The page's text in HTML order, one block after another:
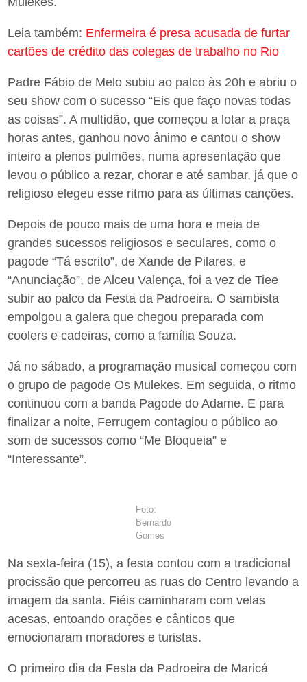
Leia também: Enfermeira é presa acusada de furtar
cartões de crédito das colegas de trabalho no Rio
Padre Fábio de Melo subiu ao palco às 20h e abriu o
seu show com o sucesso “Eis que faço novas todas
as coisas”. A multidão, que começou a lotar a praça
horas antes, ganhou novo ânimo e cantou o show
inteiro a plenos pulmões, numa apresentação que
levou o público a rezar, chorar e até sambar, já que o
religioso elegeu esse ritmo para as últimas canções.
Depois de pouco mais de uma hora e meia de
grandes sucessos religiosos e seculares, como o
pagode “Tá escrito”, de Xande de Pilares, e
“Anunciação”, de Alceu Valença, foi a vez de Tiee
subir ao palco da Festa da Padroeira. O sambista
empolgou a galera que chegou preparada com
coolers e cadeiras, como a família Souza.
Já no sábado, a programação musical começou com
o grupo de pagode Os Mulekes. Em seguida, o ritmo
continuou com a banda Pagode do Adame. E para
finalizar a noite, Ferrugem contagiou o público ao
som de sucessos como “Me Bloqueia” e
“Interessante”.
Foto:
Bernardo
Gomes
Na sexta-feira (15), a festa contou com a tradicional
procissão que percorreu as ruas do Centro levando a
imagem da santa. Fiéis caminharam com velas
acesas, entoando orações e cânticos que
emocionaram moradores e turistas.
O primeiro dia da Festa da Padroeira de Maricá